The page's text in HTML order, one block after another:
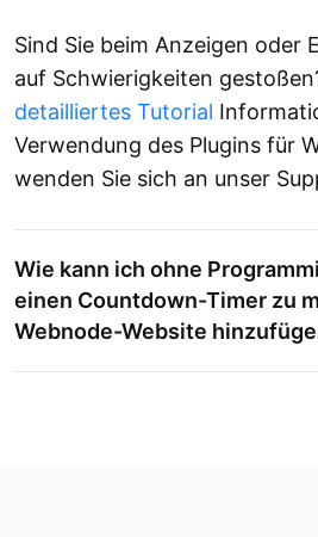
Sind Sie beim Anzeigen oder
auf Schwierigkeiten
detailliertes Tutorial
Verwendung des Plugins für
wenden Sie sich an unser
Wie kann ich ohne
einen Countdown-Timer zu
Webnode-Website